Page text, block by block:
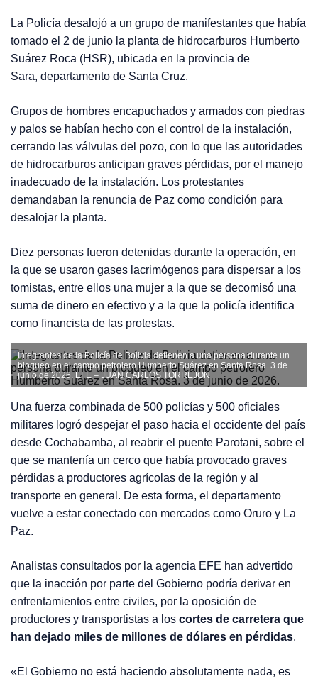
La Policía desalojó a un grupo de manifestantes que había
tomado el 2 de junio la planta de hidrocarburos Humberto
Suárez Roca (HSR), ubicada en la provincia de
Sara, departamento de Santa Cruz.
Grupos de hombres encapuchados y armados con piedras
y palos se habían hecho con el control de la instalación,
cerrando las válvulas del pozo, con lo que las autoridades
de hidrocarburos anticipan graves pérdidas, por el manejo
inadecuado de la instalación. Los protestantes
demandaban la renuncia de Paz como condición para
desalojar la planta.
Diez personas fueron detenidas durante la operación, en
la que se usaron gases lacrimógenos para dispersar a los
tomistas, entre ellos una mujer a la que se decomisó una
suma de dinero en efectivo y a la que la policía identifica
como financista de las protestas.
Integrantes de la Policía de Bolivia detienen a una persona durante un
bloqueo en el campo petrolero Humberto Suárez en Santa Rosa. 3 de
junio de 2026. EFE – JUAN CARLOS TORREJON
Una fuerza combinada de 500 policías y 500 oficiales
militares logró despejar el paso hacia el occidente del país
desde Cochabamba, al reabrir el puente Parotani, sobre el
que se mantenía un cerco que había provocado graves
pérdidas a productores agrícolas de la región y al
transporte en general. De esta forma, el departamento
vuelve a estar conectado con mercados como Oruro y La
Paz.
Analistas consultados por la agencia EFE han advertido
que la inacción por parte del Gobierno podría derivar en
enfrentamientos entre civiles, por la oposición de
productores y transportistas a loscortes de carretera que
han dejado miles de millones de dólares en pérdidas.
«El Gobierno no está haciendo absolutamente nada, es